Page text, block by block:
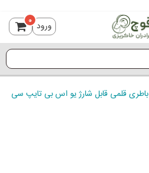
ورود 0
باطری قلمی قابل شارژ یو اس بی تایپ سی